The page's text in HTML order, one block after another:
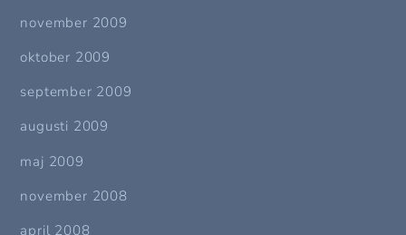
november 2009
oktober 2009
september 2009
augusti 2009
maj 2009
november 2008
april 2008